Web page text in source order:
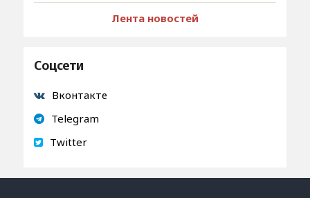
Лента новостей
Соцсети
Вконтакте
Telegram
Twitter